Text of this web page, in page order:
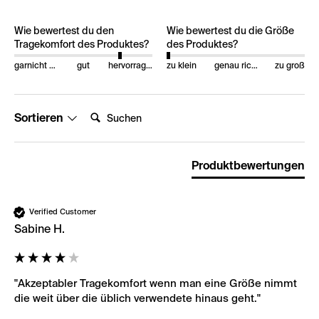
Wie bewertest du den
Tragekomfort des Produktes?
garnicht gut gut hervorragend
Wie bewertest du die Größe
des Produktes?
zu klein genau richtig zu groß
Sortieren
Produktbewertungen
Verified Customer
Sabine H.
"Akzeptabler Tragekomfort wenn man eine Größe nimmt
die weit über die üblich verwendete hinaus geht."